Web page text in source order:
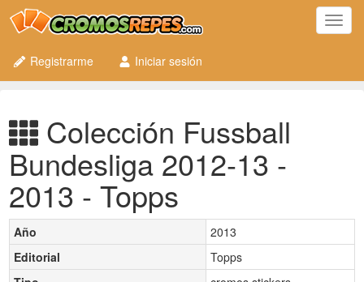
Registrarme
Iniciar sesión
Colección Fussball
Bundesliga 2012-13 -
2013 - Topps
Año
2013
Editorial
Topps